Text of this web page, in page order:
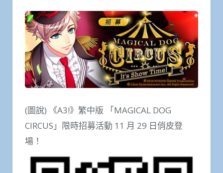
(圖說) 《A3!》繁中版 「MAGICAL DOG
CIRCUS」限時招募活動 11 月 29 日俏皮登
場！